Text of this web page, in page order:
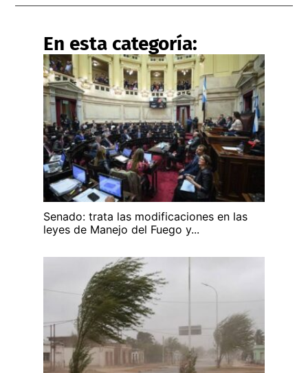
En esta categoría:
Senado: trata las modificaciones en las
leyes de Manejo del Fuego y...